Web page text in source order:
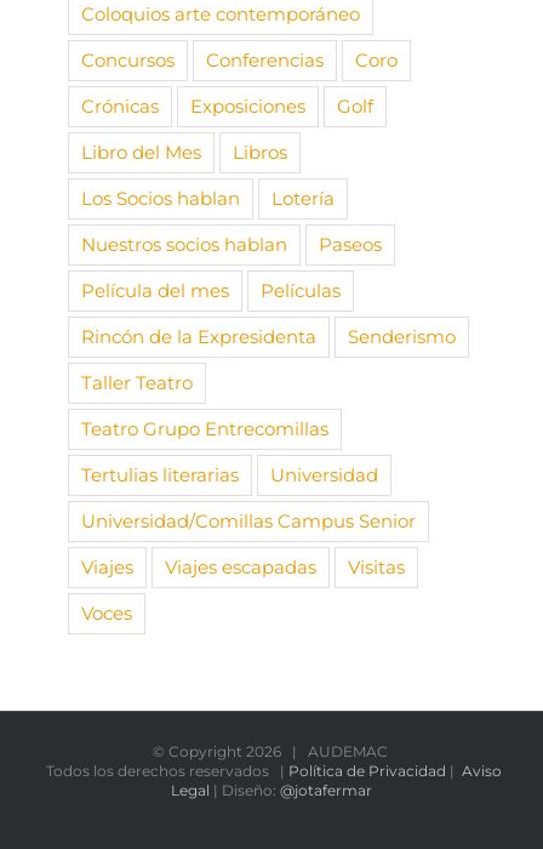
Coloquios arte contemporáneo
Concursos
Conferencias
Coro
Crónicas
Exposiciones
Golf
Libro del Mes
Libros
Los Socios hablan
Lotería
Nuestros socios hablan
Paseos
Película del mes
Películas
Rincón de la Expresidenta
Senderismo
Taller Teatro
Teatro Grupo Entrecomillas
Tertulias literarias
Universidad
Universidad/Comillas Campus Senior
Viajes
Viajes escapadas
Visitas
Voces
© Copyright 2026 | AUDEMAC
Todos los derechos reservados | Política de Privacidad | Aviso
Legal | Diseño: @jotafermar